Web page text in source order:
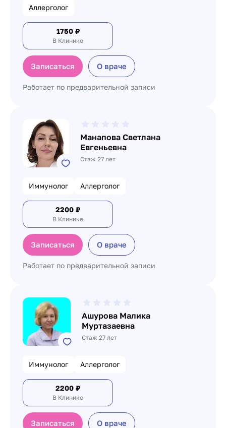
Аллерголог
1750₽
В Клинике
Записаться О враче
Работает по предварительной записи
Манапова Светлана
Евгеньевна
Стаж 27 лет
Иммунолог Аллерголог
2200 ₽
В Клинике
Записаться О враче
Работает по предварительной записи
Ашурова Малика
Муртазаевна
Стаж 27 лет
Иммунолог Аллерголог
2200 ₽
В Клинике
Записаться О враче